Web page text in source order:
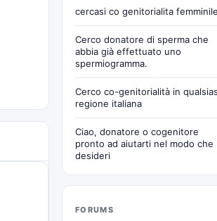
cercasi co genitorialita femminile
Cerco donatore di sperma che
abbia già effettuato uno
spermiogramma.
Cerco co-genitorialità in
regione italiana
Ciao, donatore o cogenitore
pronto ad aiutarti nel modo che
desideri
FORUMS